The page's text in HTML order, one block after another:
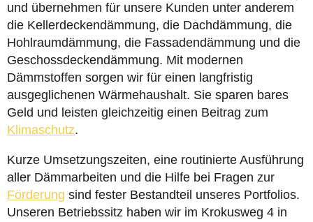
und übernehmen für unsere Kunden unter anderem
die Kellerdeckendämmung, die Dachdämmung, die
Hohlraumdämmung, die Fassadendämmung und die
Geschossdeckendämmung. Mit modernen
Dämmstoffen sorgen wir für einen langfristig
ausgeglichenen Wärmehaushalt. Sie sparen bares
Geld und leisten gleichzeitig einen Beitrag zum
Klimaschutz.
Kurze Umsetzungszeiten, eine routinierte Ausführung
aller Dämmarbeiten und die Hilfe bei Fragen zur
Förderung sind fester Bestandteil unseres Portfolios.
Unseren Betriebssitz haben wir im Krokusweg 4 in